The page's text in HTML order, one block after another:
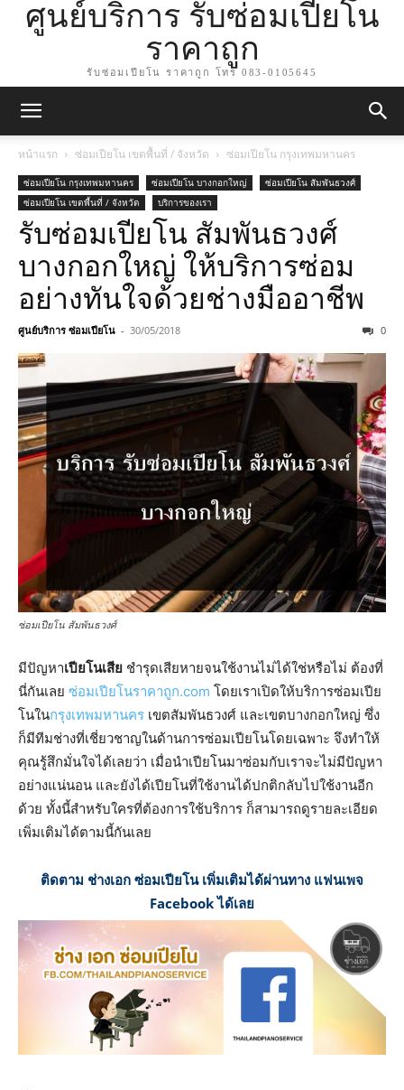
ศูนย์บริการ รับซ่อมเปียโน
ราคาถูก
รับซ่อมเปียโน ราคาถูก โทร 083-0105645
หน้าแรก ซ่อมเปียโน เขตพื้นที่ / จังหวัด ซ่อมเปียโน กรุงเทพมหานคร
ซ่อมเปียโน กรุงเทพมหานคร ซ่อมเปียโน บางกอกใหญ่
ซ่อมเปียโน สัมพันธวงศ์
ซ่อมเปียโน เขตพื้นที่ / จังหวัด
บริการของเรา
รับซ่อมเปียโน สัมพันธวงศ์
บางกอกใหญ่ ให้บริการซ่อม
อย่างทันใจด้วยช่างมืออาชีพ
ศูนย์บริการ ซ่อมเปียโน - 30/05/2018 0
ซ่อมเปียโน สัมพันธวงศ์
มีปัญหาเปียโนเสีย ชำรุดเสียหายจนใช้งานไม่ได้ใช่หรือไม่ ต้องที่
นี่กันเลย ซ่อมเปียโนราคาถูก.com โดยเราเปิดให้บริการซ่อมเปีย
โนในกรุงเทพมหานคร เขตสัมพันธวงศ์ และเขตบางกอกใหญ่ ซึ่ง
ก็มีทีมช่างที่เชี่ยวชาญในด้านการซ่อมเปียโนโดยเฉพาะ จึงทำให้
คุณรู้สึกมั่นใจได้เลยว่า เมื่อนำเปียโนมาซ่อมกับเราจะไม่มีปัญหา
อย่างแน่นอน และยังได้เปียโนที่ใช้งานได้ปกติกลับไปใช้งานอีก
ด้วย ทั้งนี้สำหรับใครที่ต้องการใช้บริการ ก็สามารถดูรายละเอียด
เพิ่มเติมได้ตามนี้กันเลย
ติดตาม ช่างเอก ซ่อมเปียโน เพิ่มเติมได้ผ่านทาง แฟนเพจ
Facebook ได้เลย